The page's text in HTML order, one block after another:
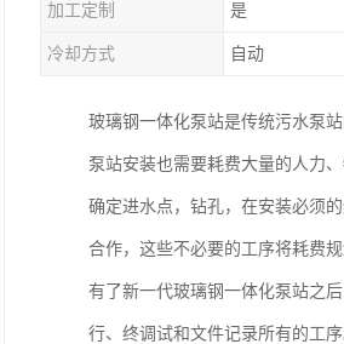
加工定制 是
冷却方式 自动
玻璃钢一体化泵站是传统污水泵
泵站安装也需要耗费大量的人力
确定进水点，钻孔，在安装必须
合作，这些不必要的工序将耗费
有了新一代玻璃钢一体化泵站之
行、终调试和文件记录所有的工